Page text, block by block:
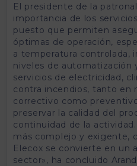
El presidente de la
importancia de los
puesto que permiten
óptimas de operación,
a temperatura controlada,
niveles de automatización
servicios de electricidad,
contra incendios, tanto en
correctivo como
preservar la calidad del
continuidad de la
más complejo y exigente,
Elecox se convierte en un
sector», ha concluido